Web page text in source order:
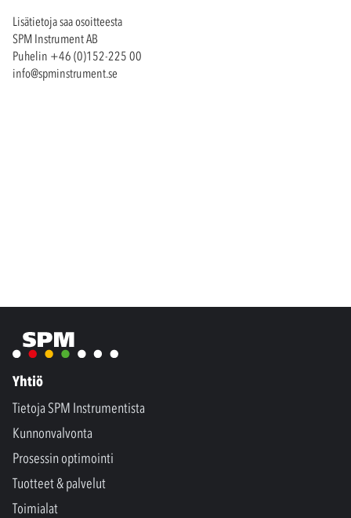
Lisätietoja saa osoitteesta
SPM Instrument AB
Puhelin +46 (0)152-225 00
info@spminstrument.se
Yhtiö
Tietoja SPM Instrumentista
Kunnonvalvonta
Prosessin optimointi
Tuotteet & palvelut
Toimialat